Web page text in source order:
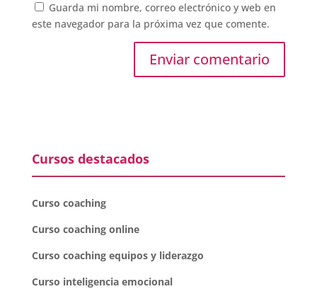
Guarda mi nombre, correo electrónico y web en
este navegador para la próxima vez que comente.
Cursos destacados
Curso coaching
Curso coaching online
Curso coaching equipos y liderazgo
Curso inteligencia emocional